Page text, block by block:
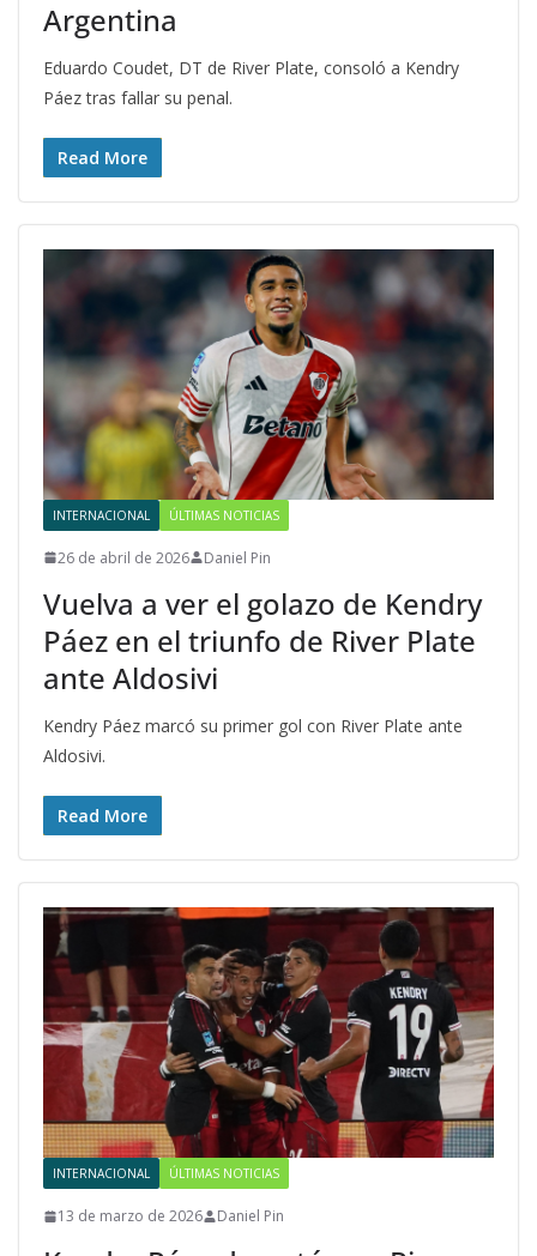
Argentina
Eduardo Coudet, DT de River Plate, consoló a Kendry
Páez tras fallar su penal.
Read More
INTERNACIONAL ÚLTIMAS NOTICIAS
26 de abril de 2026 Daniel Pin
Vuelva a ver el golazo de Kendry
Páez en el triunfo de River Plate
ante Aldosivi
Kendry Páez marcó su primer gol con River Plate ante
Aldosivi.
Read More
INTERNACIONAL ÚLTIMAS NOTICIAS
13 de marzo de 2026 Daniel Pin